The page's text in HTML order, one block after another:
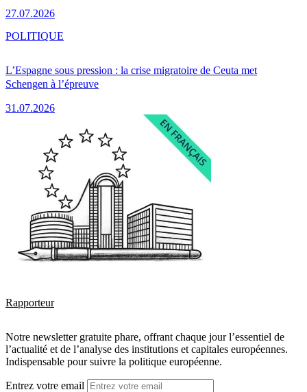
27.07.2026
L’Espagne sous pression : la crise migratoire de Ceuta met
Schengen à l’épreuve
31.07.2026
POLITIQUE
Rapporteur
Notre newsletter gratuite phare, offrant chaque jour l’essentiel de
l’actualité et de l’analyse des institutions et capitales européennes.
Indispensable pour suivre la politique européenne.
Entrez votre email